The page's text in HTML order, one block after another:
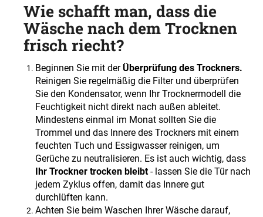
Wie schafft man, dass die
Wäsche nach dem Trocknen
frisch riecht?
Beginnen Sie mit derÜberprüfung des Trockners.
Reinigen Sie regelmäßig die Filter und überprüfen
Sie den Kondensator, wenn Ihr Trocknermodell die
Feuchtigkeit nicht direkt nach außen ableitet.
Mindestens einmal im Monat sollten Sie die
Trommel und das Innere des Trockners mit einem
feuchten Tuch und Essigwasser reinigen, um
Gerüche zu neutralisieren. Es ist auch wichtig, dass
Ihr Trockner trocken bleibt- lassen Sie die Tür nach
jedem Zyklus offen, damit das Innere gut
durchlüften kann.
Achten Sie beim Waschen Ihrer Wäsche darauf,